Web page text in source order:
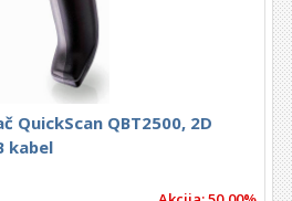
QuickScan QBT2500, 2D
kabel